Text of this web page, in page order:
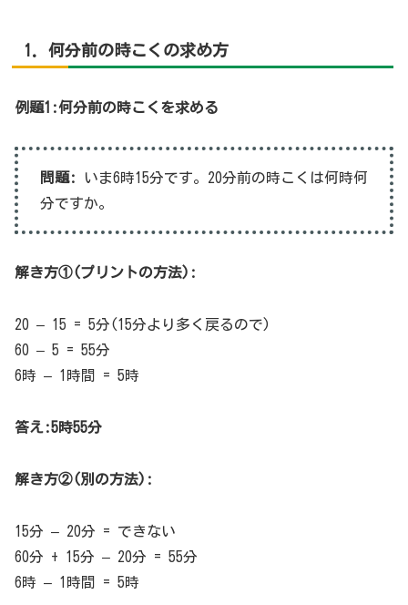
1. 何分前の時こくの求め方
例題1:何分前の時こくを求める
問題:
いま6時15分です。20分前の時こくは何時何
分ですか。
解き方①(プリントの方法):
20 – 15 = 5分(15分より多く戻るので)
60 – 5 = 55分
6時 – 1時間 = 5時
答え:5時55分
解き方②(別の方法):
15分 – 20分 = できない
60分 + 15分 – 20分 = 55分
6時 – 1時間 = 5時